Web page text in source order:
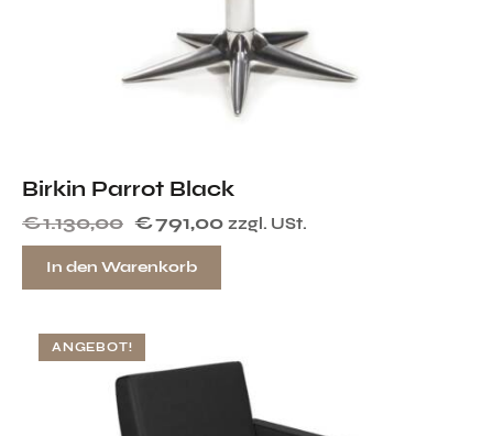
Birkin Parrot Black
€1.130,00 €791,00 zzgl. USt.
In den Warenkorb
ANGEBOT!